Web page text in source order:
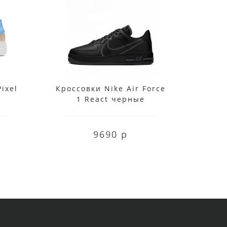
Кроссовки Nike Air Force
1 React черные
9690 р